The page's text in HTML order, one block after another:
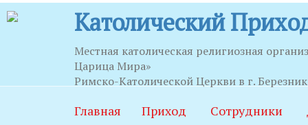
Католический
Местная католическая религиозная
Царица Мира»
Римско-Католической Церкви в г.
Главная Приход Сотрудники
Часы приема